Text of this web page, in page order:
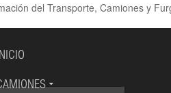
del Transporte, Camiones y